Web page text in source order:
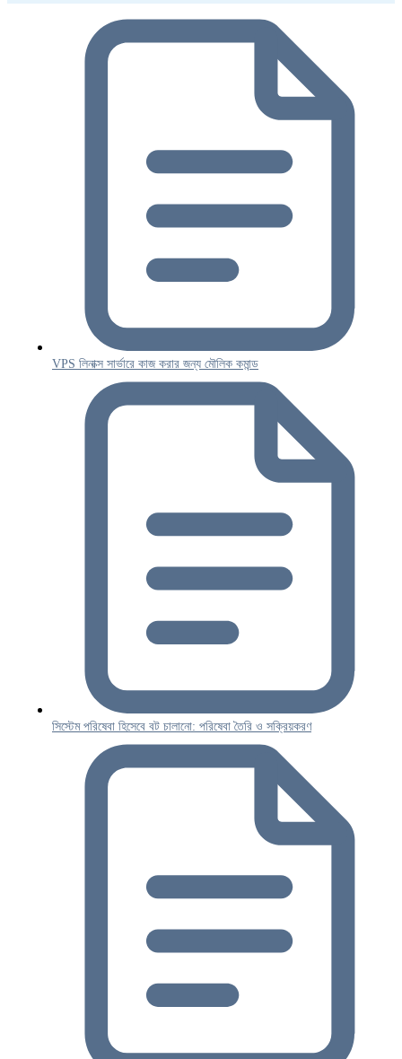
VPS লিনাক্স সার্ভারে কাজ করার জন্য মৌলিক কমান্ড
সিস্টেম পরিষেবা হিসেবে বট চালানো: পরিষেবা তৈরি ও সক্রিয়করণ